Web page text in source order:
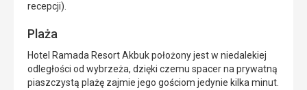
recepcji).
Plaża
Hotel Ramada Resort Akbuk położony jest w niedalekiej
odległości od wybrzeża, dzięki czemu spacer na prywatną
piaszczystą plażę zajmie jego gościom jedynie kilka minut.